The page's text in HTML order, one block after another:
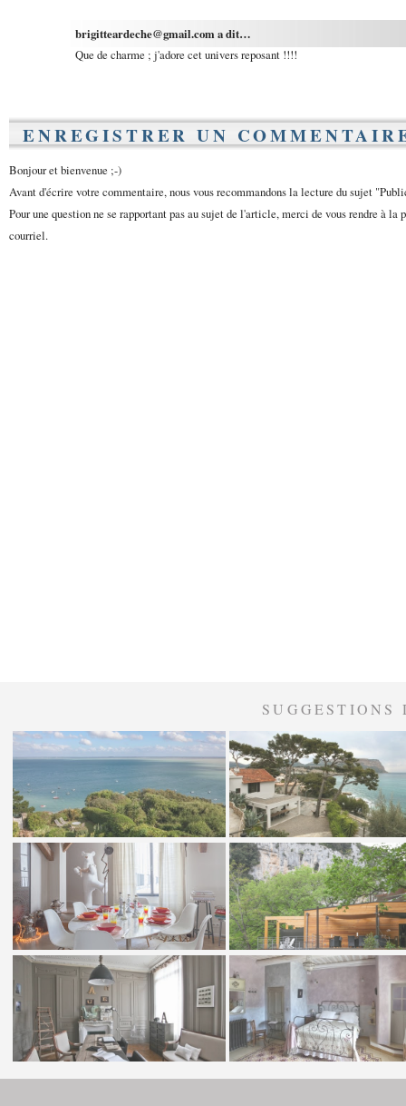
brigitteardeche@gmail.com a dit…
Que de charme ; j'adore cet univers reposant !!!!
ENREGISTRER UN
Bonjour et bienvenue ;-)
Avant d'écrire votre commentaire, nous vous recommandons la lecture du sujet
Pour une question ne se rapportant pas au sujet de l'article, merci de vous rendre à la
courriel.